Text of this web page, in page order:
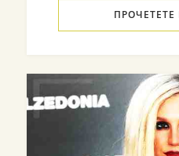
ПРОЧЕТЕТЕ